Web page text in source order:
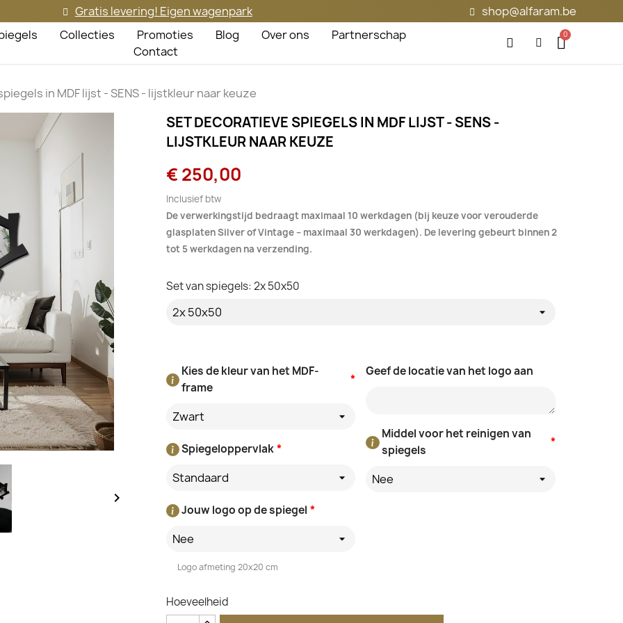
Gratis levering! Eigen wagenpark
shop@alfaram.be
Collecties Promoties Blog Over ons
Partnerschap
Contact
in MDF lijst - SENS - lijstkleur naar keuze

SET DECORATIEVE SPIEGELS IN MDF LIJST - SENS -
LIJSTKLEUR NAAR KEUZE
€ 250,00
Inclusief btw
De verwerkingstijd bedraagt maximaal 10 werkdagen (bij keuze voor verouderde
glasplaten Silver of Vintage – maximaal 30 werkdagen). De levering gebeurt binnen 2
tot 5 werkdagen na verzending.
*
Kies de kleur van het MDF-
frame
Zwart
*
Spiegeloppervlak
Standaard
*
Jouw logo op de spiegel
Nee
Logo afmeting 20x20 cm
Geef de locatie van het logo aan
*
Middel voor het reinigen van
spiegels
Nee
Set van spiegels: 2x 50x50
Hoeveelheid